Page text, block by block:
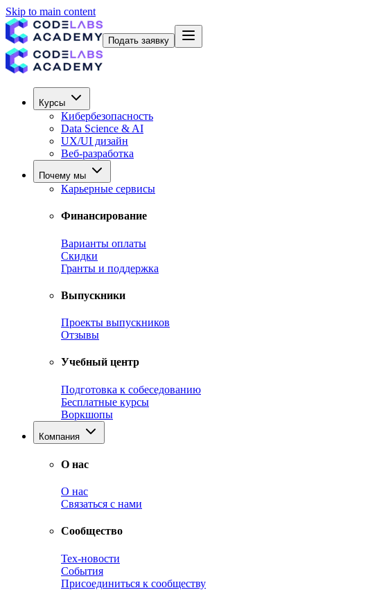
Skip to main content
Подать заявку
Курсы
Кибербезопасность
Data Science & AI
UX/UI дизайн
Веб-разработка
Почему мы
Карьерные сервисы
Финансирование
Варианты оплаты
Скидки
Гранты и поддержка
Выпускники
Проекты выпускников
Отзывы
Учебный центр
Подготовка к собеседованию
Бесплатные курсы
Воркшопы
Компания
О нас
О нас
Связаться с нами
Сообщество
Тех-новости
События
Присоединиться к сообществу